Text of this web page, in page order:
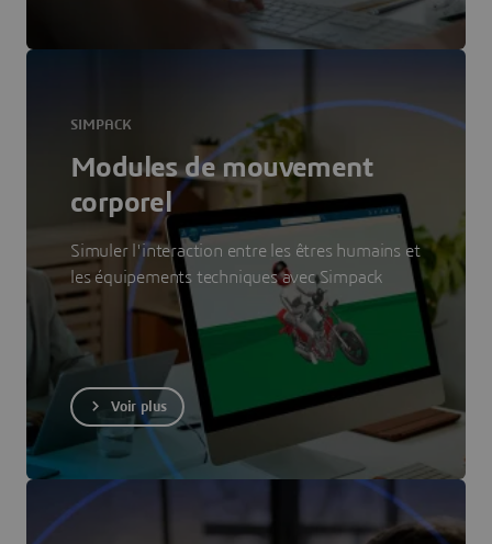
SIMPACK
Modules de mouvement
corporel
Simuler l'interaction entre les êtres humains et
les équipements techniques avec Simpack
Voir plus